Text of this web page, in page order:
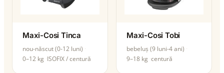
Maxi-Cosi Tinca
nou-născut (0-12 luni)
0–12 kg ISOFIX / centură
Maxi-Cosi Tobi
bebeluș (9 luni-4 ani)
9–18 kg centură